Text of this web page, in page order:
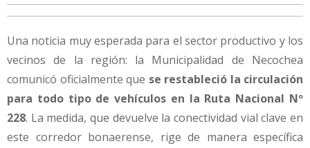
Una noticia muy esperada para el sector productivo y los
vecinos de la región: la Municipalidad de Necochea
comunicó oficialmente que se restableció la circulación
para todo tipo de vehículos en la Ruta Nacional Nº
228. La medida, que devuelve la conectividad vial clave en
este corredor bonaerense, rige de manera específica